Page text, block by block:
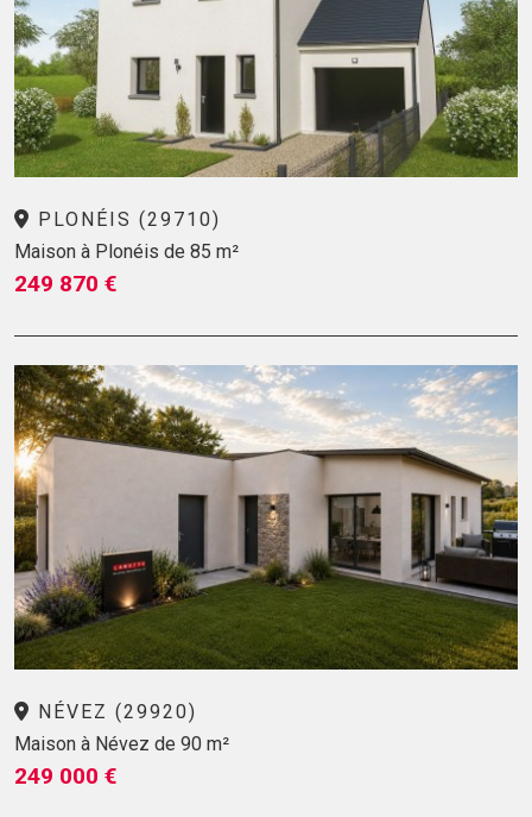
PLONÉIS (29710)
Maison à Plonéis de 85 m²
249 870 €
NÉVEZ (29920)
Maison à Névez de 90 m²
249 000 €